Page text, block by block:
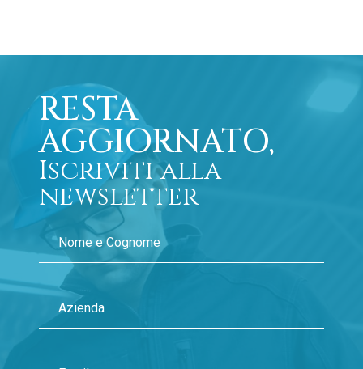
RESTA
AGGIORNATO,
Iscriviti alla
newsletter